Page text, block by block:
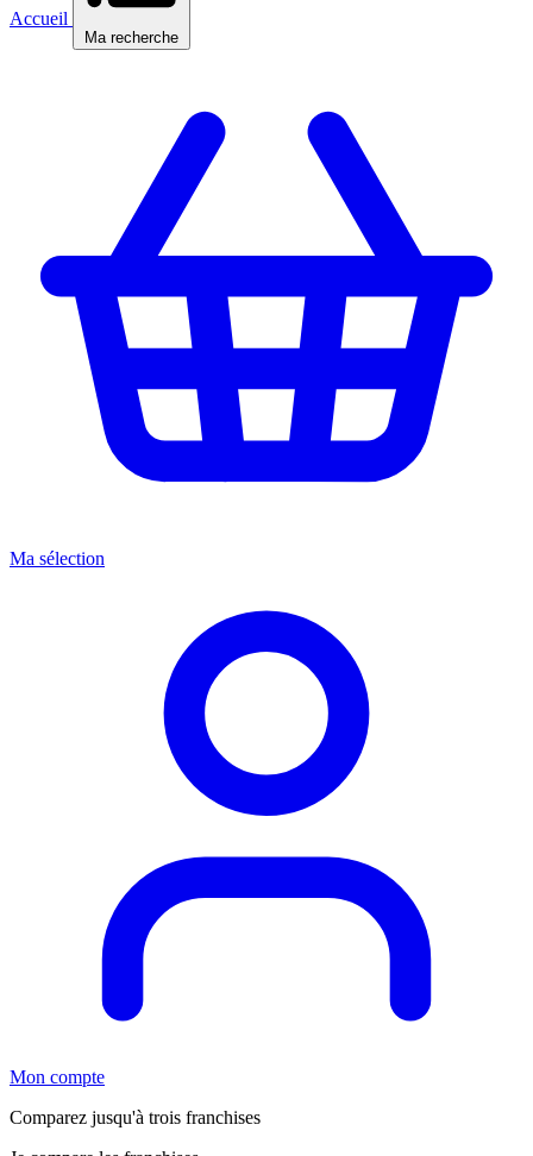
Accueil
Ma recherche
Ma sélection
Mon compte
Comparez jusqu'à trois franchises